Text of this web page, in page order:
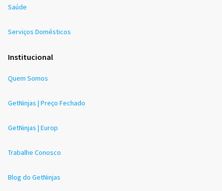
Saúde
Serviços Domésticos
Institucional
Quem Somos
GetNinjas | Preço Fechado
GetNinjas | Europ
Trabalhe Conosco
Blog do GetNinjas